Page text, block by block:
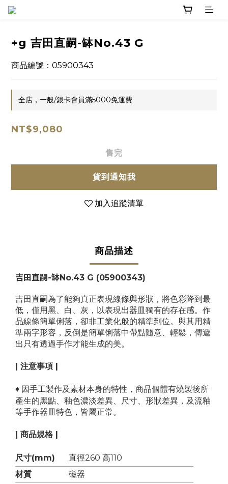
+g 吉田直嗣-缽No.43 G
商品編號：05900343
全店，一般/銀卡會員滿5000免運費
NT$9,080
售完
貨到通知我
加入追蹤清單
商品描述
吉田直嗣-缽No.43 G (05900343)
吉田直嗣為了能夠真正表現線條與形狀，將色彩降到最
低，僅用黑、白、灰，以表現出器皿獨有的存在感。作
品線條簡單俐落，卻非工業化般的精準到位。與其用精
準兩字形容，反倒是簡單俐落中帶點隨意、輕鬆，傳遞
出只有透過手作才能生成的美。
| 注意事項 |
♦ 因手工製作及素材本身的特性，商品個體有燒製後所
產生的黑點、釉色濃淡差異、尺寸、形狀差異，及流釉
等手作器皿特色，皆屬正常。
| 商品規格 |
尺寸(mm)
直徑260 高110
材質
磁器